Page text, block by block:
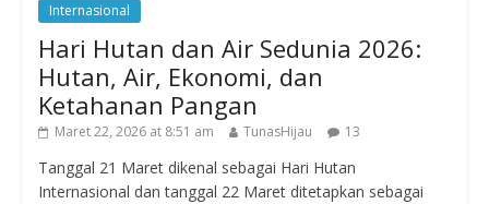
Internasional
Hari Hutan dan Air Sedunia 2026:
Hutan, Air, Ekonomi, dan
Ketahanan Pangan
Maret 22, 2026 at 8:51 am TunasHijau 13
Tanggal 21 Maret dikenal sebagai Hari Hutan
Internasional dan tanggal 22 Maret ditetapkan sebagai